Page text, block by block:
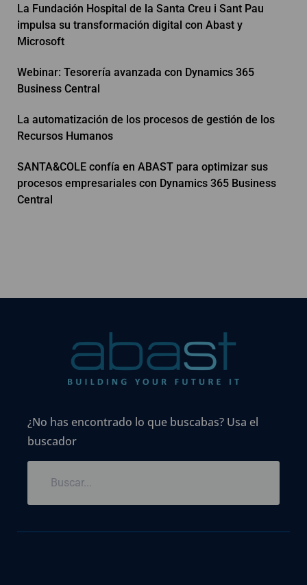
La Fundación Hospital de la Santa Creu i Sant Pau
impulsa su transformación digital con Abast y
Microsoft
Webinar: Tesorería avanzada con Dynamics 365
Business Central
La automatización de los procesos de gestión de los
Recursos Humanos
SANTA&COLE confía en ABAST para optimizar sus
procesos empresariales con Dynamics 365 Business
Central
¿No has encontrado lo que buscabas? Usa el
buscador